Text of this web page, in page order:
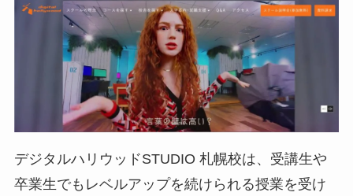
デジタルハリウッドSTUDIO 札幌校は、受講生や
卒業生でもレベルアップを続けられる授業を受け